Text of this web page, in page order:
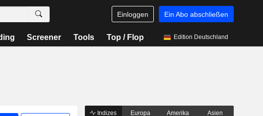
Einloggen Ein Abo abschließen
Screener Tools Top / Flop Edition Deutschland
Indizes Europa Amerika Asien